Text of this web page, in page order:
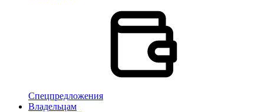
Спецпредложения
Владельцам